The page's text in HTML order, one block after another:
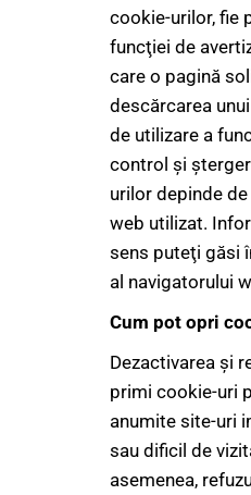
cookie-urilor, fie
funcţiei de
care o pagină
descărcarea
de utilizare a
control şi
urilor depinde
web utilizat.
sens puteţi găsi
al navigatorului
Cum pot opri
Dezactivarea şi
primi cookie-uri
anumite site-uri
sau dificil de
asemenea,